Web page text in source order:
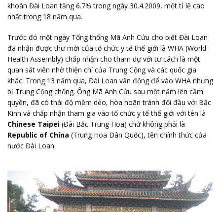
khoán Đài Loan tăng 6.7% trong ngày 30.4.2009, một tỉ lệ cao
nhất trong 18 năm qua.
Trước đó một ngày Tổng thống Mã Anh Cửu cho biết Đài Loan
đã nhận được thư mời của tổ chức y tế thế giới là WHA (World
Health Assembly) chấp nhận cho tham dự với tư cách là một
quan sát viên nhờ thiện chí của Trung Cộng và các quốc gia
khác. Trong 13 năm qua, Đài Loan vận động để vào WHA nhưng
bị Trung Cộng chống. Ông Mã Anh Cửu sau một năm lên cầm
quyền, đã có thái độ mềm dẻo, hòa hoãn tránh đối đầu với Bắc
Kinh và chấp nhận tham gia vào tổ chức y tế thế giới với tên là
Chinese Taipei (Đài Bắc Trung Hoa) chứ không phải là
Republic of China (Trung Hoa Dân Quốc), tên chính thức của
nước Đài Loan.